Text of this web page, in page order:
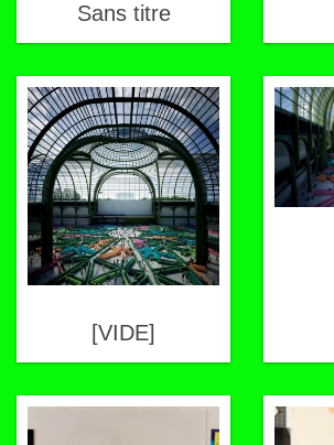
Sans titre
[VIDE]